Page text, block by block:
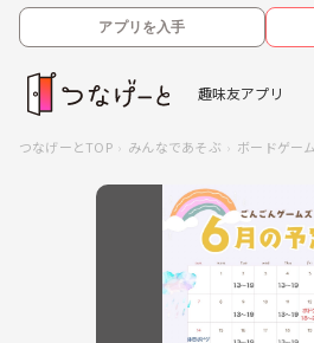
アプリを入手
趣味友アプリ
つなげーとTOP みんなであそぶ ボードゲーム